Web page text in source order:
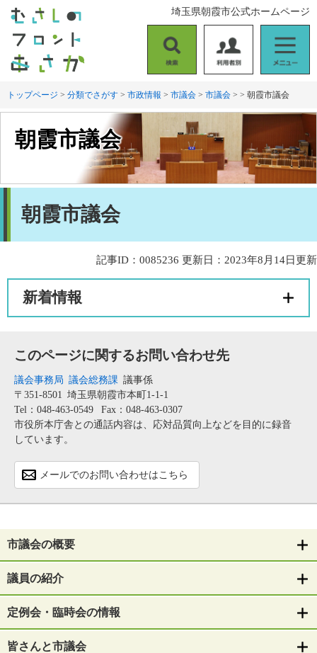
す
し
索
用
者
ニ
ュ
埼玉県朝霞市公式ホームページ
トップページ > 分類でさがす > 市政情報 > 市議会 > 市議会 > > 朝霞市議会
朝霞市議会
市議会の概要
議員の紹介
定例会・臨時会の情報
皆さんと市議会
朝霞市議会
記事ID：0085236 更新日：2023年8月14日更新
新着情報
このページに関するお問い合わせ先
議会事務局 議会総務課 議事係
〒351-8501 埼玉県朝霞市本町1-1-1
Tel：048-463-0549
Fax：048-463-0307
市役所本庁舎との通話内容は、応対品質向上などを目的に録音
しています。
メールでのお問い合わせはこちら